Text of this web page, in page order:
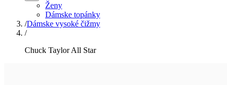
Ženy
Dámske topánky
/Dámske vysoké čižmy
/
Chuck Taylor All Star